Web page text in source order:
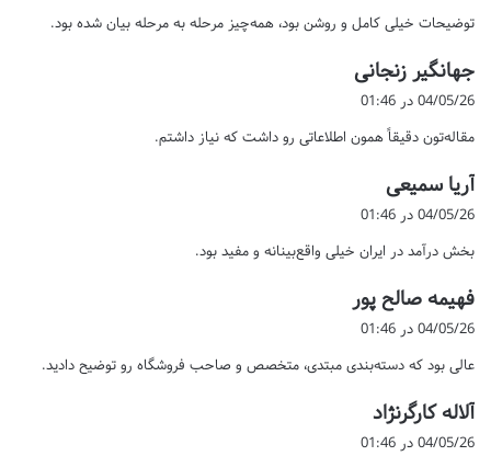
:
توضیحات خیلی کامل و روشن بود، همه‌چیز مرحله به مرحله بیان شده بود.
جهانگیر زنجانی
:
04/05/26 در 01:46
مقاله‌تون دقیقاً همون اطلاعاتی رو داشت که نیاز داشتم.
آریا سمیعی
ف
:
04/05/26 در 01:46
بخش درآمد در ایران خیلی واقع‌بینانه و مفید بود.
فهیمه صالح پور
:
04/05/26 در 01:46
عالی بود که دسته‌بندی مبتدی، متخصص و صاحب فروشگاه رو توضیح دادید.
آلاله کارگرنژاد
ف
04/05/26 در 01:46